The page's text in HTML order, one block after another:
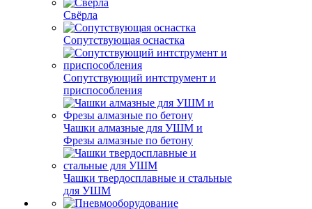
Свёрла
Сопутствующая оснастка
Сопутствующий интструмент и
приспособления
Чашки алмазные для УШМ и
Фрезы алмазные по бетону
Чашки твердосплавные и стальные
для УШМ